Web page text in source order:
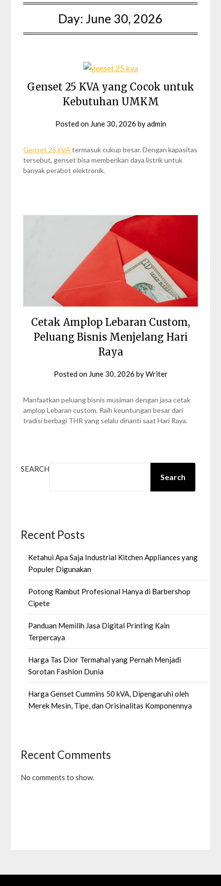
Day: June 30, 2026
Genset 25 KVA yang Cocok untuk
Kebutuhan UMKM
Posted on June 30, 2026 byadmin
Genset 25 kVA termasuk cukup besar. Dengan kapasitas
tersebut, genset bisa memberikan daya listrik untuk
banyak perabot elektronik.
Cetak Amplop Lebaran Custom,
Peluang Bisnis Menjelang Hari
Raya
Posted on June 30, 2026 byWriter
Manfaatkan peluang bisnis musiman dengan jasa cetak
amplop Lebaran custom. Raih keuntungan besar dari
tradisi berbagi THR yang selalu dinanti saat Hari Raya.
SEARCH
Search
Recent Posts
Ketahui Apa Saja Industrial Kitchen Appliances yang
Populer Digunakan
Potong Rambut Profesional Hanya di Barbershop
Cipete
Panduan Memilih Jasa Digital Printing Kain
Terpercaya
Harga Tas Dior Termahal yang Pernah Menjadi
Sorotan Fashion Dunia
Harga Genset Cummins 50 kVA, Dipengaruhi oleh
Merek Mesin, Tipe, dan Orisinalitas Komponennya
Recent Comments
No comments to show.